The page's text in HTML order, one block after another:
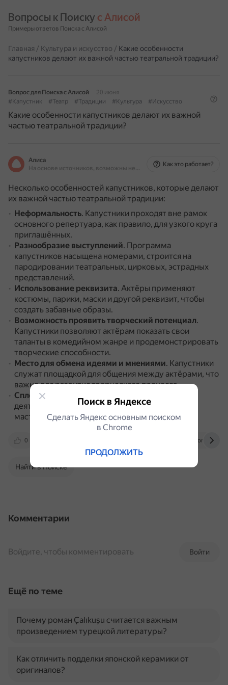
Вопросы к Поиску с Алисой
Примеры ответов Поиска с Алисой
Главная / Культура и искусство / Какие особенности
капустников делают их важной частью театральной традиции?
Вопрос для Поиска с Алисой
20 июня
#Капустник
#Театр #Традиции #Культура #Искусство
Какие особенности капустников делают их важной
частью театральной традиции?
Алиса
На основе источников, возможны неточности
Как это работает?
Несколько особенностей капустников, которые делают
их важной частью театральной традиции:
Неформальность. Капустники проходят вне рамок
основного репертуара, как правило, для узкого круга
приглашённых.
Разнообразие выступлений. Программа
капустников насыщена номерами, строится на
пародировании театральных, цирковых, эстрадных
представлений.
Использование реквизита. Актёры применяют
костюмы, парики, маски и другой реквизит, чтобы
создать забавные образы.
Возможность проявить творческий потенциал.
Капустники позволяют актёрам показать свои
таланты в комедийном жанре и продемонстрировать
творческие способности.
Место для обмена идеями и мнениями. Капустники
служат площадкой для общения между актёрами, что
важно для развития творческого процесса.
Сплочение коллектива
деятельность, где нет различия между юными и
маститыми актёрами, сплачивает коллектив.
0 www.prodlenka.org
Найти в Поиске
Комментарии
Войти
Войдите, чтобы комментировать
Ещё по теме
Почему роман Çalıkuşu считается важным
произведением турецкой литературы?
Как отличить подделки японской керамики от
оригиналов?
Поиск в Яндексе
Сделать Яндекс основным поиском
в Сhrome
ПРОДОЛЖИТЬ